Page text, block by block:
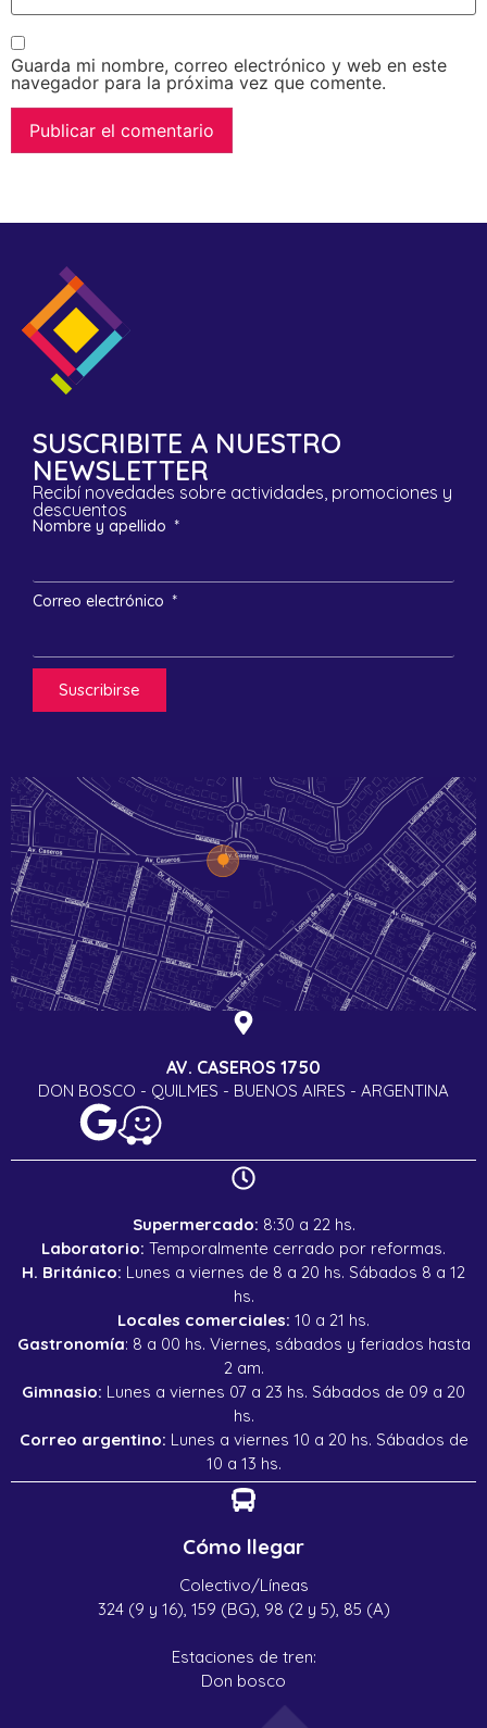
Guarda mi nombre, correo electrónico y web en este
navegador para la próxima vez que comente.
SUSCRIBITE A NUESTRO
NEWSLETTER
Recibí novedades sobre actividades, promociones y
descuentos
Nombre y apellido
Correo electrónico
Suscribirse
AV. CASEROS 1750
DON BOSCO - QUILMES - BUENOS AIRES - ARGENTINA
Supermercado: 8:30 a 22 hs.
Laboratorio: Temporalmente cerrado por reformas.
H. Británico: Lunes a viernes de 8 a 20 hs. Sábados 8 a 12
hs.
Locales comerciales: 10 a 21 hs.
Gastronomía: 8 a 00 hs. Viernes, sábados y feriados hasta
2 am.
Gimnasio: Lunes a viernes 07 a 23 hs. Sábados de 09 a 20
hs.
Correo argentino: Lunes a viernes 10 a 20 hs. Sábados de
10 a 13 hs.
Cómo llegar
Colectivo/Líneas
324 (9 y 16), 159 (BG), 98 (2 y 5), 85 (A)
Estaciones de tren:
Don bosco